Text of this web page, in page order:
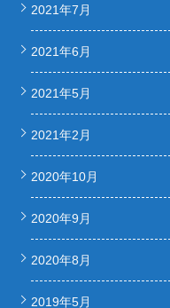
2021年7月
2021年6月
2021年5月
2021年2月
2020年10月
2020年9月
2020年8月
2019年5月